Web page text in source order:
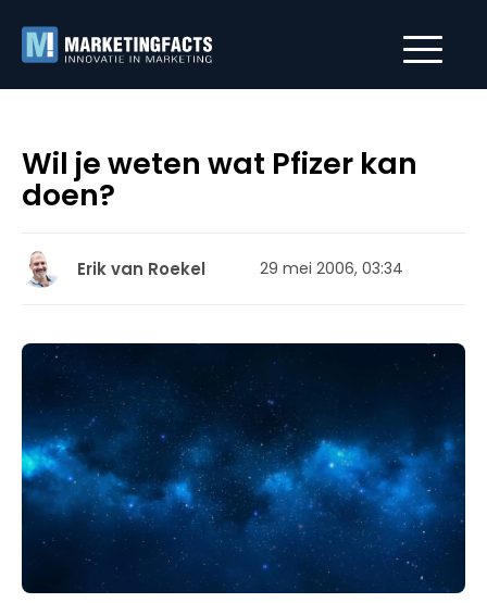
Wil je weten wat Pfizer kan
doen?
Erik van Roekel 29 mei 2006, 03:34